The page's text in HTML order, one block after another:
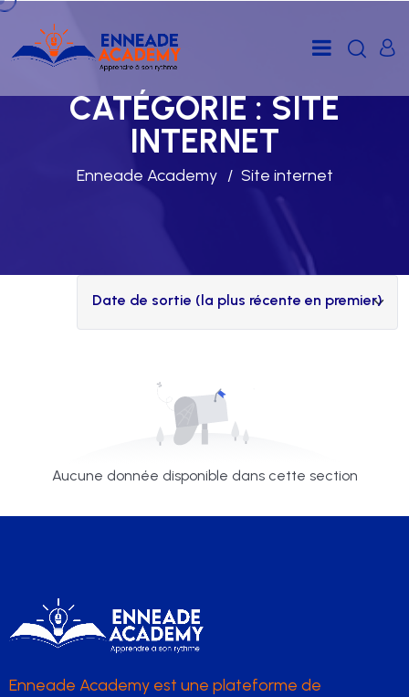
CATÉGORIE :SITE
INTERNET
Enneade Academy Site internet
Date de sortie (la plus récente en premier)
Aucune donnée disponible dans cette section
Enneade Academy est une plateforme de